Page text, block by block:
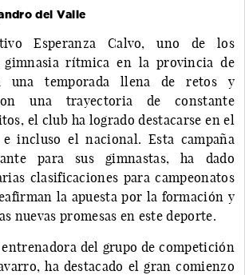
del Valle
Esperanza Calvo, uno de los
gimnasia rítmica en la provincia de
una temporada llena de retos y
una trayectoria de constante
el club ha logrado destacarse en el
incluso el nacional. Esta campaña
para sus gimnastas, ha dado
clasificaciones para campeonatos
la apuesta por la formación y
nuevas promesas en este deporte.
del grupo de competición
ha destacado el gran comienzo